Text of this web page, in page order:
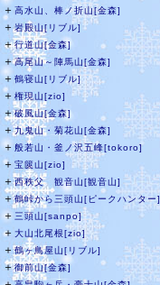
＋ 高水山、棒ノ折山[金森]
＋岩殿山[リブル]
＋行道山[金森]
＋高尾山～陣馬山[金森]
＋ 鶴寝山[リブル]
＋ 権現山[zio]
＋破風山[金森]
＋九鬼山・菊花山[金森]
＋ 般若山・釜ノ沢五峰[tokoro]
＋ 宝篋山[zio]
＋西秩父 観音山[観音山]
＋鶴峠から三頭山[ピークハンター]
＋ 三頭山[sanpo]
＋ 大山北尾根[zio]
＋鶴ヶ鳥屋山[リブル]
＋御前山[金森]